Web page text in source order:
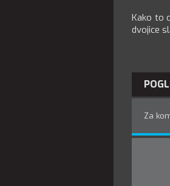
Kako to
dvojice
Za